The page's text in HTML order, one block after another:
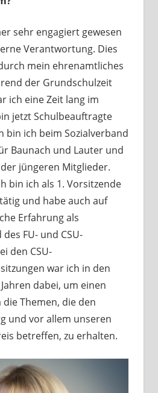
sehr engagiert gewesen
Verantwortung. Dies
mein ehrenamtliches
der Grundschulzeit
ich eine Zeit lang im
jetzt Schulbeauftragte
bin ich beim Sozialverband
Baunach und Lauter und
jüngeren Mitglieder.
bin ich als 1. Vorsitzende
und habe auch auf
Erfahrung als
FU- und CSU-
den CSU-
war ich in den
dabei, um einen
Themen, die den
und vor allem unseren
betreffen, zu erhalten.